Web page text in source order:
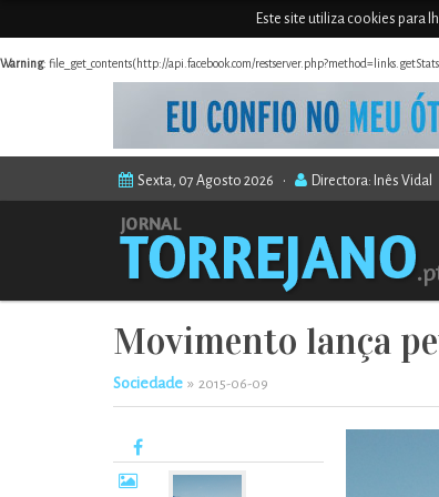
Este site utiliza cookies para
Warning: file_get_contents(http://api.facebook.com/
Sexta, 07 Agosto 2026 • Directora: Inês Vidal
Movimento lança
Sociedade » 2015-06-09